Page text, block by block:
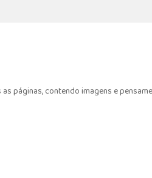
páginas, contendo imagens e